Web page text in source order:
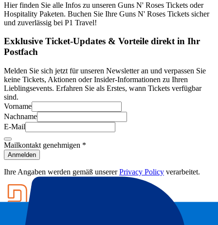
Hier finden Sie alle Infos zu unseren Guns N' Roses Tickets oder
Hospitality Paketen. Buchen Sie Ihre Guns N' Roses Tickets sicher
und zuverlässig bei P1 Travel!
Exklusive Ticket-Updates & Vorteile direkt in Ihr
Postfach
Melden Sie sich jetzt für unseren Newsletter an und verpassen Sie
keine Tickets, Aktionen oder Insider-Informationen zu Ihren
Lieblingsevents. Erfahren Sie als Erstes, wann Tickets verfügbar
sind.
Vorname
Nachname
E-Mail
Mailkontakt genehmigen *
Anmelden
Ihre Angaben werden gemäß unsererPrivacy Policy verarbeitet.